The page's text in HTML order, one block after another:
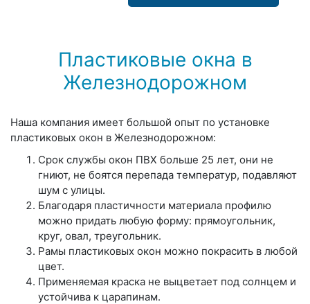
Пластиковые окна в
Железнодорожном
Наша компания имеет большой опыт по установке
пластиковых окон в Железнодорожном:
Срок службы окон ПВХ больше 25 лет, они не
гниют, не боятся перепада температур, подавляют
шум с улицы.
Благодаря пластичности материала профилю
можно придать любую форму: прямоугольник,
круг, овал, треугольник.
Рамы пластиковых окон можно покрасить в любой
цвет.
Применяемая краска не выцветает под солнцем и
устойчива к царапинам.